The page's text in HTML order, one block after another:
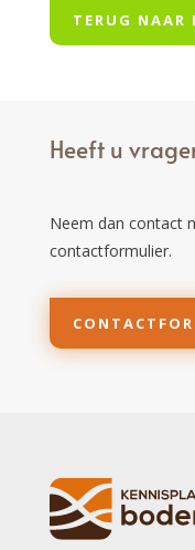
TERUG NAAR
Heeft u
Neem dan contact
contactformulier.